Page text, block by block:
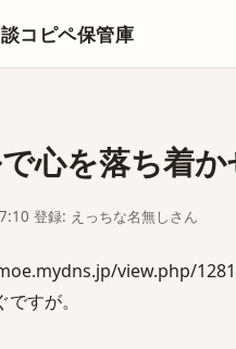
コピペ保管庫
心を落ち着
登録: えっちな名無しさん
view.php/
すが。